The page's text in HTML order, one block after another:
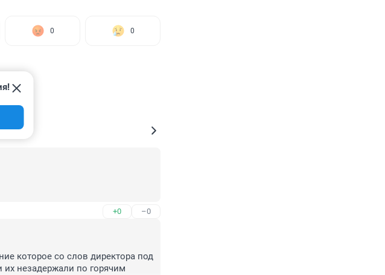
0 0
+0 –0
которое со слов директора под
незадержали по горячим